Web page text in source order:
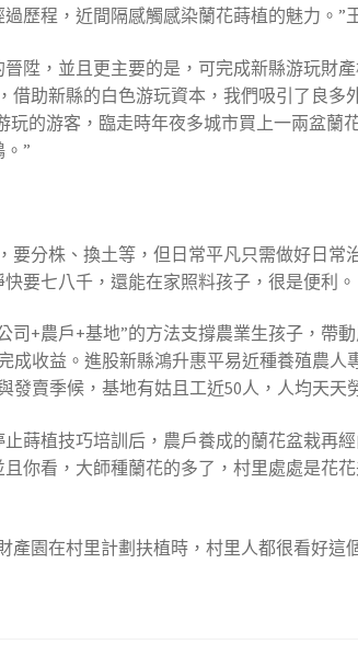
歷程，近間隔感觸感染蘭花蒔植的魅力。”
陞，並且更主要的是，可完成新縣游玩財
助新縣的白色游玩資本，我們吸引了良多
的游客，臨走時年夜多城市買上一兩盆蘭
”
分株、換土等，但日常平凡只需做好日常
要七八千，還能在家照料孩子，很是便利。
+農戶+基地”的方法支撐農業生孩子，帶
收益。進股新縣鴻升惠平易近種養殖農人
賣季候，基地有姑且工近50人，人均天天
蒔植技巧培訓后，農戶養成的蘭花盆栽再
你看，大師種蘭花的多了，村里處處是花
園在村里計劃扶植時，村里人都很看好這